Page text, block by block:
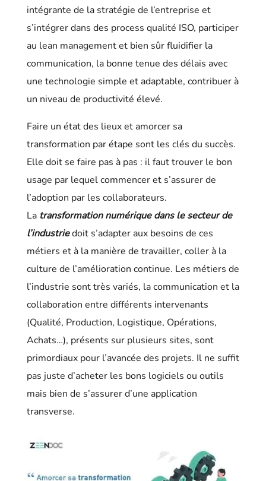
intégrante de la stratégie de l’entreprise et
s’intégrer dans des process qualité ISO, participer
au lean management et bien sûr fluidifier la
communication, la bonne tenue des délais avec
une technologie simple et adaptable, contribuer à
un niveau de productivité élevé.
Faire un état des lieux et amorcer sa
transformation par étape sont les clés du succès.
Elle doit se faire pas à pas : il faut trouver le bon
usage par lequel commencer et s’assurer de
l’adoption par les collaborateurs.
La transformation numérique dans le secteur de
l’industriedoit s’adapter aux besoins de ces
métiers et à la manière de travailler, coller à la
culture de l’amélioration continue. Les métiers de
l’industrie sont très variés, la communication et la
collaboration entre différents intervenants
(Qualité, Production, Logistique, Opérations,
Achats…), présents sur plusieurs sites, sont
primordiaux pour l’avancée des projets. Il ne suffit
pas juste d’acheter les bons logiciels ou outils
mais bien de s’assurer d’une application
transverse.